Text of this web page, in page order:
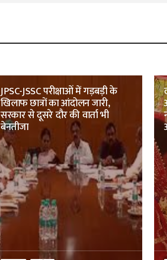
JPSC-JSSC परीक्षाओं में गड़बड़ी के
खिलाफ छात्रों का आंदोलन जारी,
सरकार से दूसरे दौर की वार्ता भी
बेनतीजा